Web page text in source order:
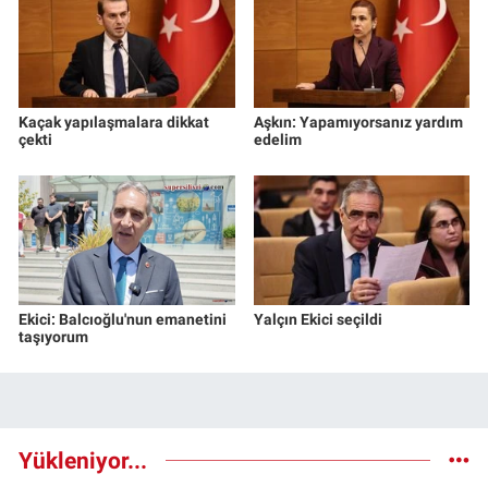
Kaçak yapılaşmalara dikkat
çekti
Aşkın: Yapamıyorsanız yardım
edelim
Ekici: Balcıoğlu'nun emanetini
taşıyorum
Yalçın Ekici seçildi
Yükleniyor...